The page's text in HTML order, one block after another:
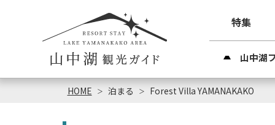
特集
山中湖
HOME 泊まる Forest Villa YAMANAKAKO